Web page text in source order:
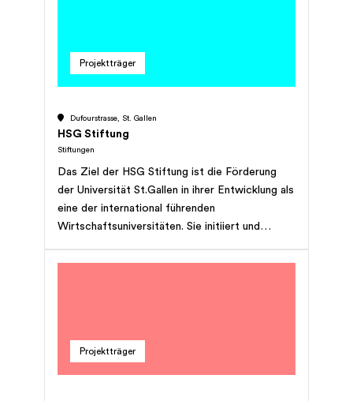
Projektträger
Dufourstrasse, St. Gallen
HSG Stiftung
Stiftungen
Das Ziel der HSG Stiftung ist die Förderung
der Universität St.Gallen in ihrer Entwicklung als
eine der international führenden
Wirtschaftsuniversitäten. Sie initiiert und
wichtige Projekte für die HSG zu realisieren
Projektträger